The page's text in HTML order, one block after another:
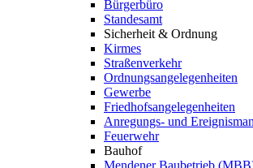
Bürgerbüro
Standesamt
Sicherheit & Ordnung
Kirmes
Straßenverkehr
Ordnungsangelegenheiten
Gewerbe
Friedhofsangelegenheiten
Anregungs- und
Feuerwehr
Bauhof
Mendener Baubetrieb